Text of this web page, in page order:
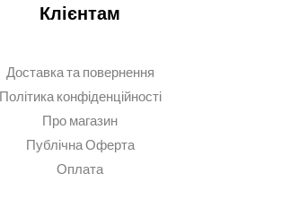
Клієнтам
Доставка та повернення
Політика конфіденційності
Про магазин
Публічна Оферта
Оплата